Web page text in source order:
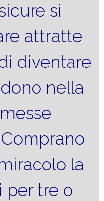
si
attratte
diventare
nella
la
per tre o